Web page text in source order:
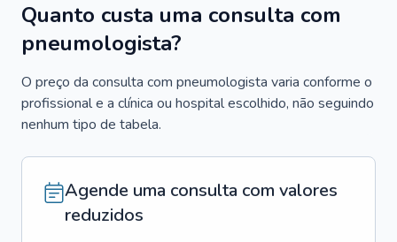
Quanto custa uma consulta com
pneumologista?
O preço da consulta com pneumologista varia conforme o
profissional e a clínica ou hospital escolhido, não seguindo
nenhum tipo de tabela.
Agende uma consulta com valores
reduzidos